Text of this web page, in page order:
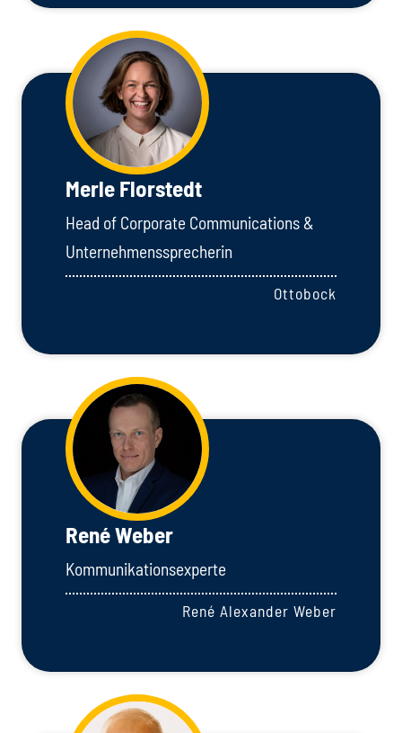
Merle Florstedt
Head of Corporate Communications &
Unternehmenssprecherin
Ottobock
René Weber
Kommunikationsexperte
René Alexander Weber